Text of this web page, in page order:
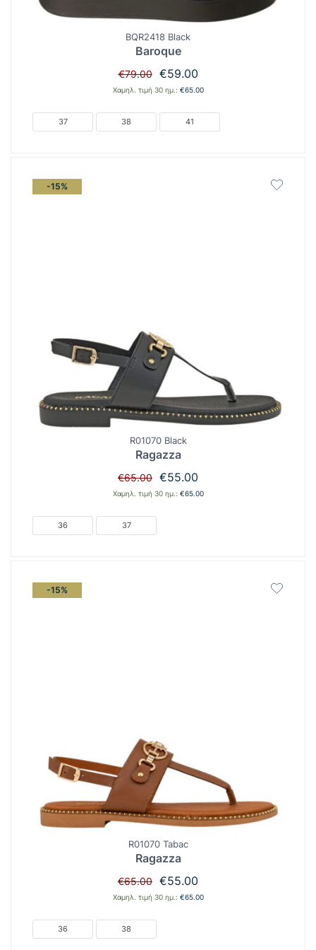
BQR2418 Black
Baroque
€79.00
Original
price
€79.00.
€59.00Η
τρέχουσα
€59.00.
Χαμηλ. τιμή 30 ημ.: €65.00
37 38 41
-15%
R01070 Black
Ragazza
€65.00 Original
price
€55.00
τρέχουσα
Χαμηλ. τιμή 30 ημ.: €65.00
36 37
-15%
R01070 Tabac
Ragazza
€65.00 Original
price
€55.00
τρέχουσα
Χαμηλ. τιμή 30 ημ.: €65.00
36 38